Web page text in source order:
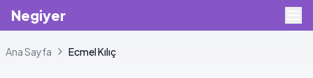
Negiyer
Ana Sayfa EcmelKılıç